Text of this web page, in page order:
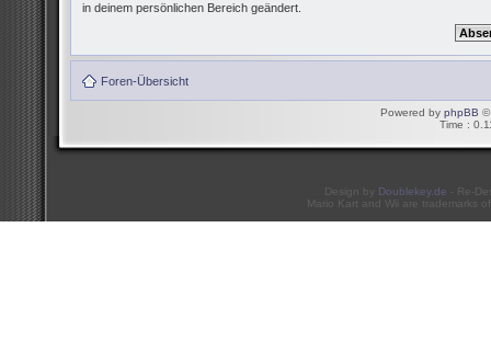
in deinem persönlichen Bereich geändert.
Foren-Übersicht
Powered by phpBB ©
Time :
Design by Doublekey.de - Re-
Mario Kart and Wii are trademarks